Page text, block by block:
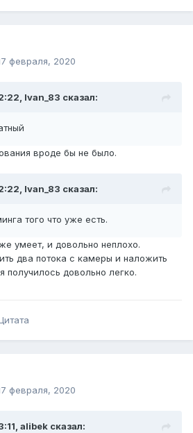
февраля, 2020
Ivan_83 сказал:
вроде бы не было.
Ivan_83 сказал:
того что уже есть.
умеет, и довольно неплохо.
два потока с камеры и наложить
получилось довольно легко.
февраля, 2020
alibek сказал: